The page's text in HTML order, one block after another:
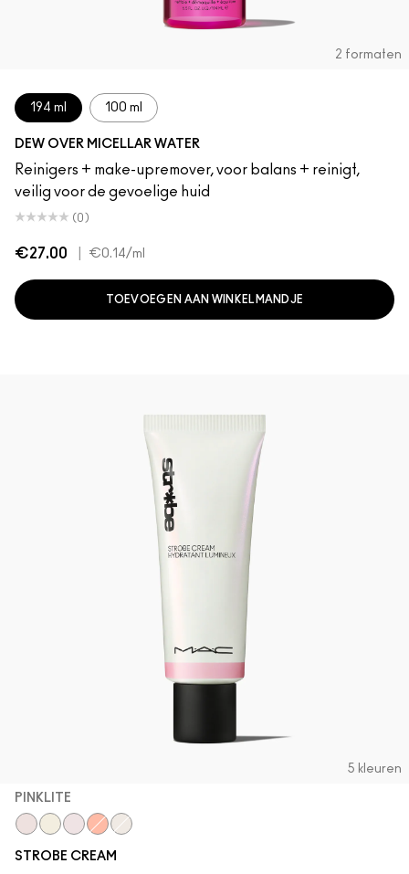
2 formaten
194 ml 100 ml
DEW OVER MICELLAR WATER
Reinigers + make-upremover, voor balans + reinigt,
veilig voor de gevoelige huid
(0)
€27.00 €0.14/ml
TOEVOEGEN AAN WINKELMANDJE
5 kleuren
PINKLITE
STROBE CREAM